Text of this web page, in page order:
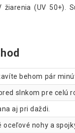
žiarenia (UV 50+).
behom pár
slnkom pre celú
aj pri daždi.
oceľové nohy a